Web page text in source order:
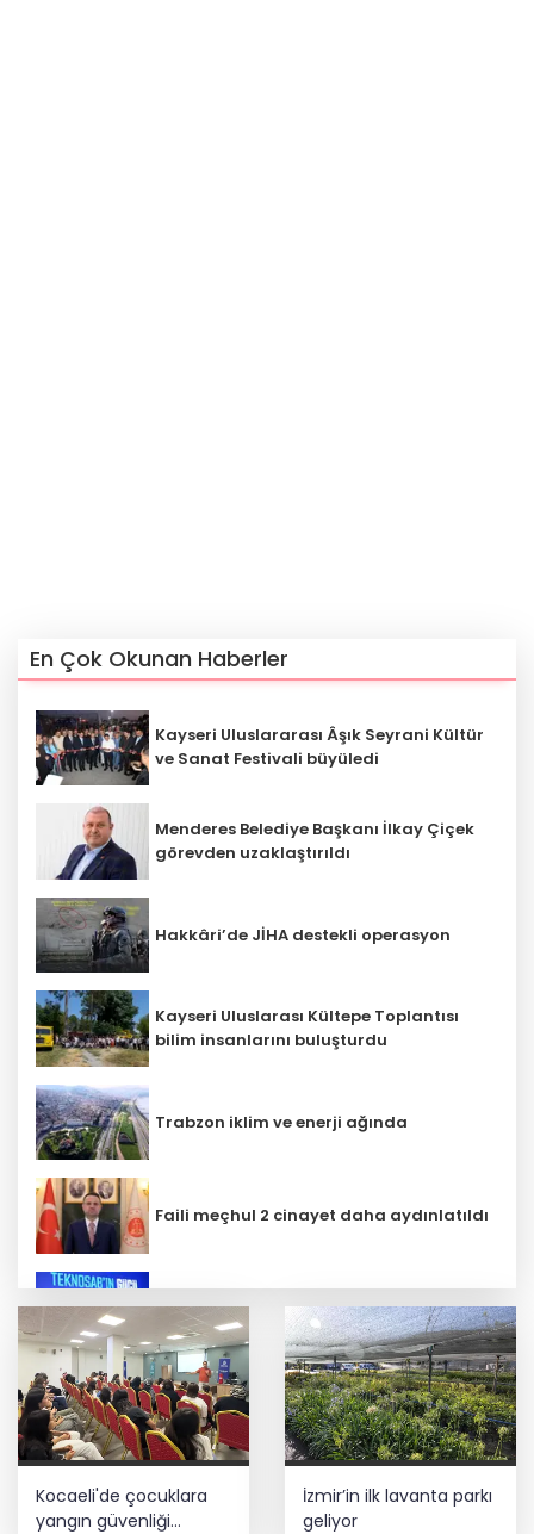
En Çok Okunan Haberler
Kayseri Uluslararası Âşık Seyrani Kültür
ve Sanat Festivali büyüledi
Menderes Belediye Başkanı İlkay Çiçek
görevden uzaklaştırıldı
Hakkâri’de JİHA destekli operasyon
Kayseri Uluslarası Kültepe Toplantısı
bilim insanlarını buluşturdu
Trabzon iklim ve enerji ağında
Faili meçhul 2 cinayet daha aydınlatıldı
önde! Dev lansmanda neler oldu?
5 ilde kuvvetli yağış, Marmara ve Ege’de
rüzgar alarmı!
CHP İstanbul’da yeni katılımlar... Gürsel
Tekin: Birlikte başaracağız
Kocaeli'de çocuklara
yangın güvenliği
İzmir’in ilk lavanta parkı
geliyor